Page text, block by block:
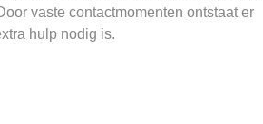
vaste contactmomenten ontstaat er
hulp nodig is.